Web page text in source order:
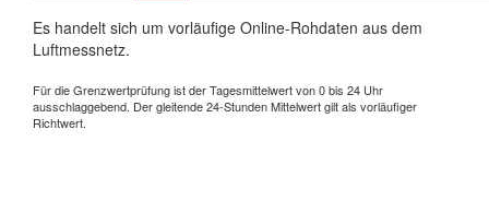
Es handelt sich um vorläufige Online-Rohdaten aus dem
Luftmessnetz.
Für die Grenzwertprüfung ist der Tagesmittelwert von 0 bis 24 Uhr
ausschlaggebend. Der gleitende 24-Stunden Mittelwert gilt als vorläufiger
Richtwert.